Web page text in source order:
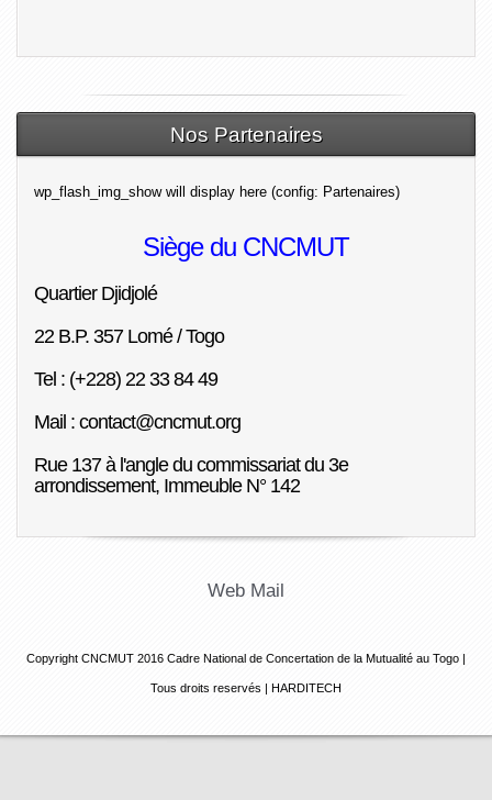
Nos Partenaires
wp_flash_img_show will display here (config: Partenaires)
Siège du CNCMUT
Quartier Djidjolé
22 B.P. 357 Lomé / Togo
Tel : (+228) 22 33 84 49
Mail : contact@cncmut.org
Rue 137 à l'angle du commissariat du 3e
arrondissement, Immeuble N° 142
Web Mail
Copyright CNCMUT 2016 Cadre National de Concertation de la Mutualité au Togo |
Tous droits reservés | HARDITECH